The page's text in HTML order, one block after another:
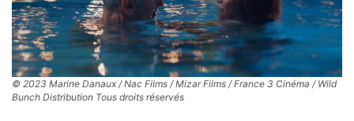
© 2023 Marine Danaux / Nac Films / Mizar Films / France 3 Cinéma / Wild
Bunch Distribution Tous droits réservés